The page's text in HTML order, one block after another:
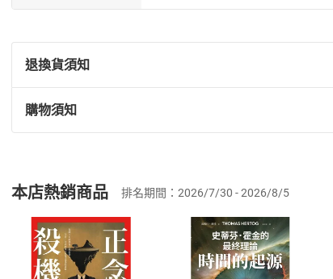
4 選一枝好握、自己最喜歡的筆來寫。
5 與人分享願望成真的部分。
開始寫未來日記之後，
你會知道「心想事成是真的」「事情會變成你想的那樣」
李優URIKO／藝術家推薦
一天可以做得到！」即使未來無法預期，但那份面對未
謝謝宇宙，謝謝信念，也謝謝未來日記，讓我對世界充
【作者簡介】山田弘美
作家、心理諮詢師、室內設計師、Room Therapy® 創
退換貨須知
退換貨規定：
(一)依消費者保護法第19條第1項後段暨通訊交易
(二)消費者訂購本店鋪之商品即代表知悉本店鋪
且已下載/存取電子書，不得請求退貨退款。
退貨方式：您欲取消訂單或辦理退貨時，請登入樂
貨」，本店鋪將依您的申請進行審核，待審核通過
購物須知
挑選商品
Choose
放入購物車
Shopping cart
本店熱銷商品 排名期間：2026/7/30 - 2026/8/5